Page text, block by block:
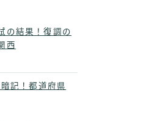
の結果！復調の
西
記！都道府県